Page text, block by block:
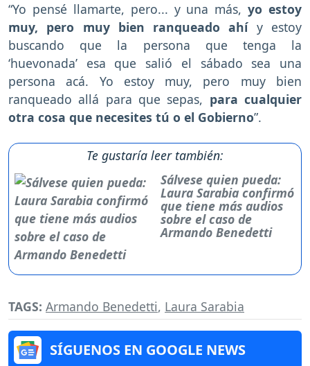
“Yo pensé llamarte, pero... y una más, yo estoy
muy, pero muy bien ranqueado ahíy estoy
buscando que la persona que tenga la
‘huevonada’ esa que salió el sábado sea una
persona acá. Yo estoy muy, pero muy bien
ranqueado allá para que sepas, para cualquier
otra cosa que necesites tú o el Gobierno”.
Te gustaría leer también:
Sálvese quien pueda:
Laura Sarabia confirmó
que tiene más audios
sobre el caso de
Armando Benedetti
TAGS: Armando Benedetti, Laura Sarabia
SÍGUENOS EN GOOGLE NEWS